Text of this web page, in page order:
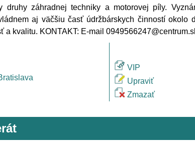
druhy záhradnej techniky a motorovej píly.
aj väčšiu časť údržbárskych činností okolo
a kvalitu. KONTAKT: E-mail
VIP
Upraviť
Zmazať